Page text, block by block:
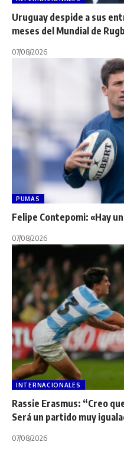
Uruguay despide a sus
meses del Mundial de
07/08/2026
PUMAS
Felipe Contepomi: «Hay
07/08/2026
INTERNACIONALES
Rassie Erasmus: “Creo
Será un partido muy
07/08/2026